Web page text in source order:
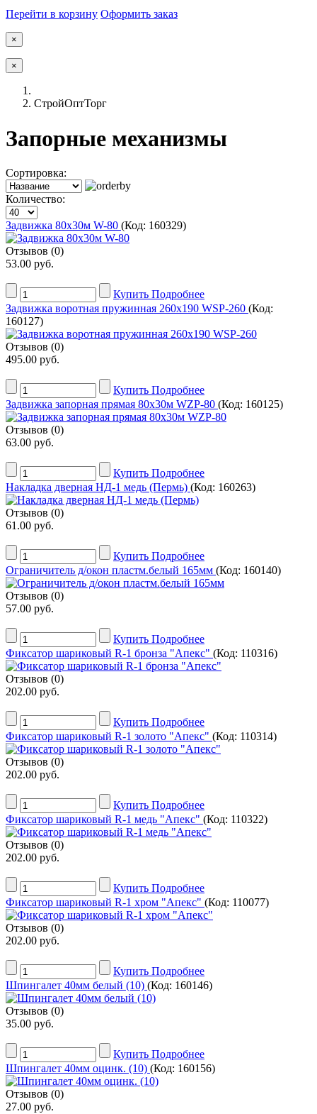
Перейти в корзину Оформить заказ
×
×
СтройОптТорг
Запорные механизмы
Сортировка:
Количество:
Задвижка 80х30м W-80 (Код: 160329)
Отзывов (0)
53.00 руб.
Купить Подробнее
Задвижка воротная пружинная 260х190 WSP-260 (Код:
160127)
Отзывов (0)
495.00 руб.
Купить Подробнее
Задвижка запорная прямая 80х30м WZP-80 (Код: 160125)
Отзывов (0)
63.00 руб.
Купить Подробнее
Накладка дверная НД-1 медь (Пермь) (Код: 160263)
Отзывов (0)
61.00 руб.
Купить Подробнее
Ограничитель д/окон пластм.белый 165мм (Код: 160140)
Отзывов (0)
57.00 руб.
Купить Подробнее
Фиксатор шариковый R-1 бронза "Апекс" (Код: 110316)
Отзывов (0)
202.00 руб.
Купить Подробнее
Фиксатор шариковый R-1 золото "Апекс" (Код: 110314)
Отзывов (0)
202.00 руб.
Купить Подробнее
Фиксатор шариковый R-1 медь "Апекс" (Код: 110322)
Отзывов (0)
202.00 руб.
Купить Подробнее
Фиксатор шариковый R-1 хром "Апекс" (Код: 110077)
Отзывов (0)
202.00 руб.
Купить Подробнее
Шпингалет 40мм белый (10) (Код: 160146)
Отзывов (0)
35.00 руб.
Купить Подробнее
Шпингалет 40мм оцинк. (10) (Код: 160156)
Отзывов (0)
27.00 руб.